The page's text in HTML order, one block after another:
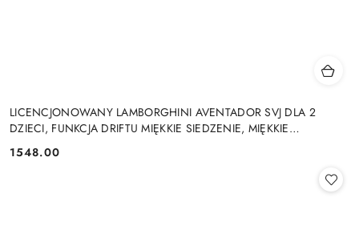
LICENCJONOWANY LAMBORGHINI AVENTADOR SVJ DLA 2
DZIECI, FUNKCJA DRIFTU MIĘKKIE SIEDZENIE, MIĘKKIE
Cena:
1548.00